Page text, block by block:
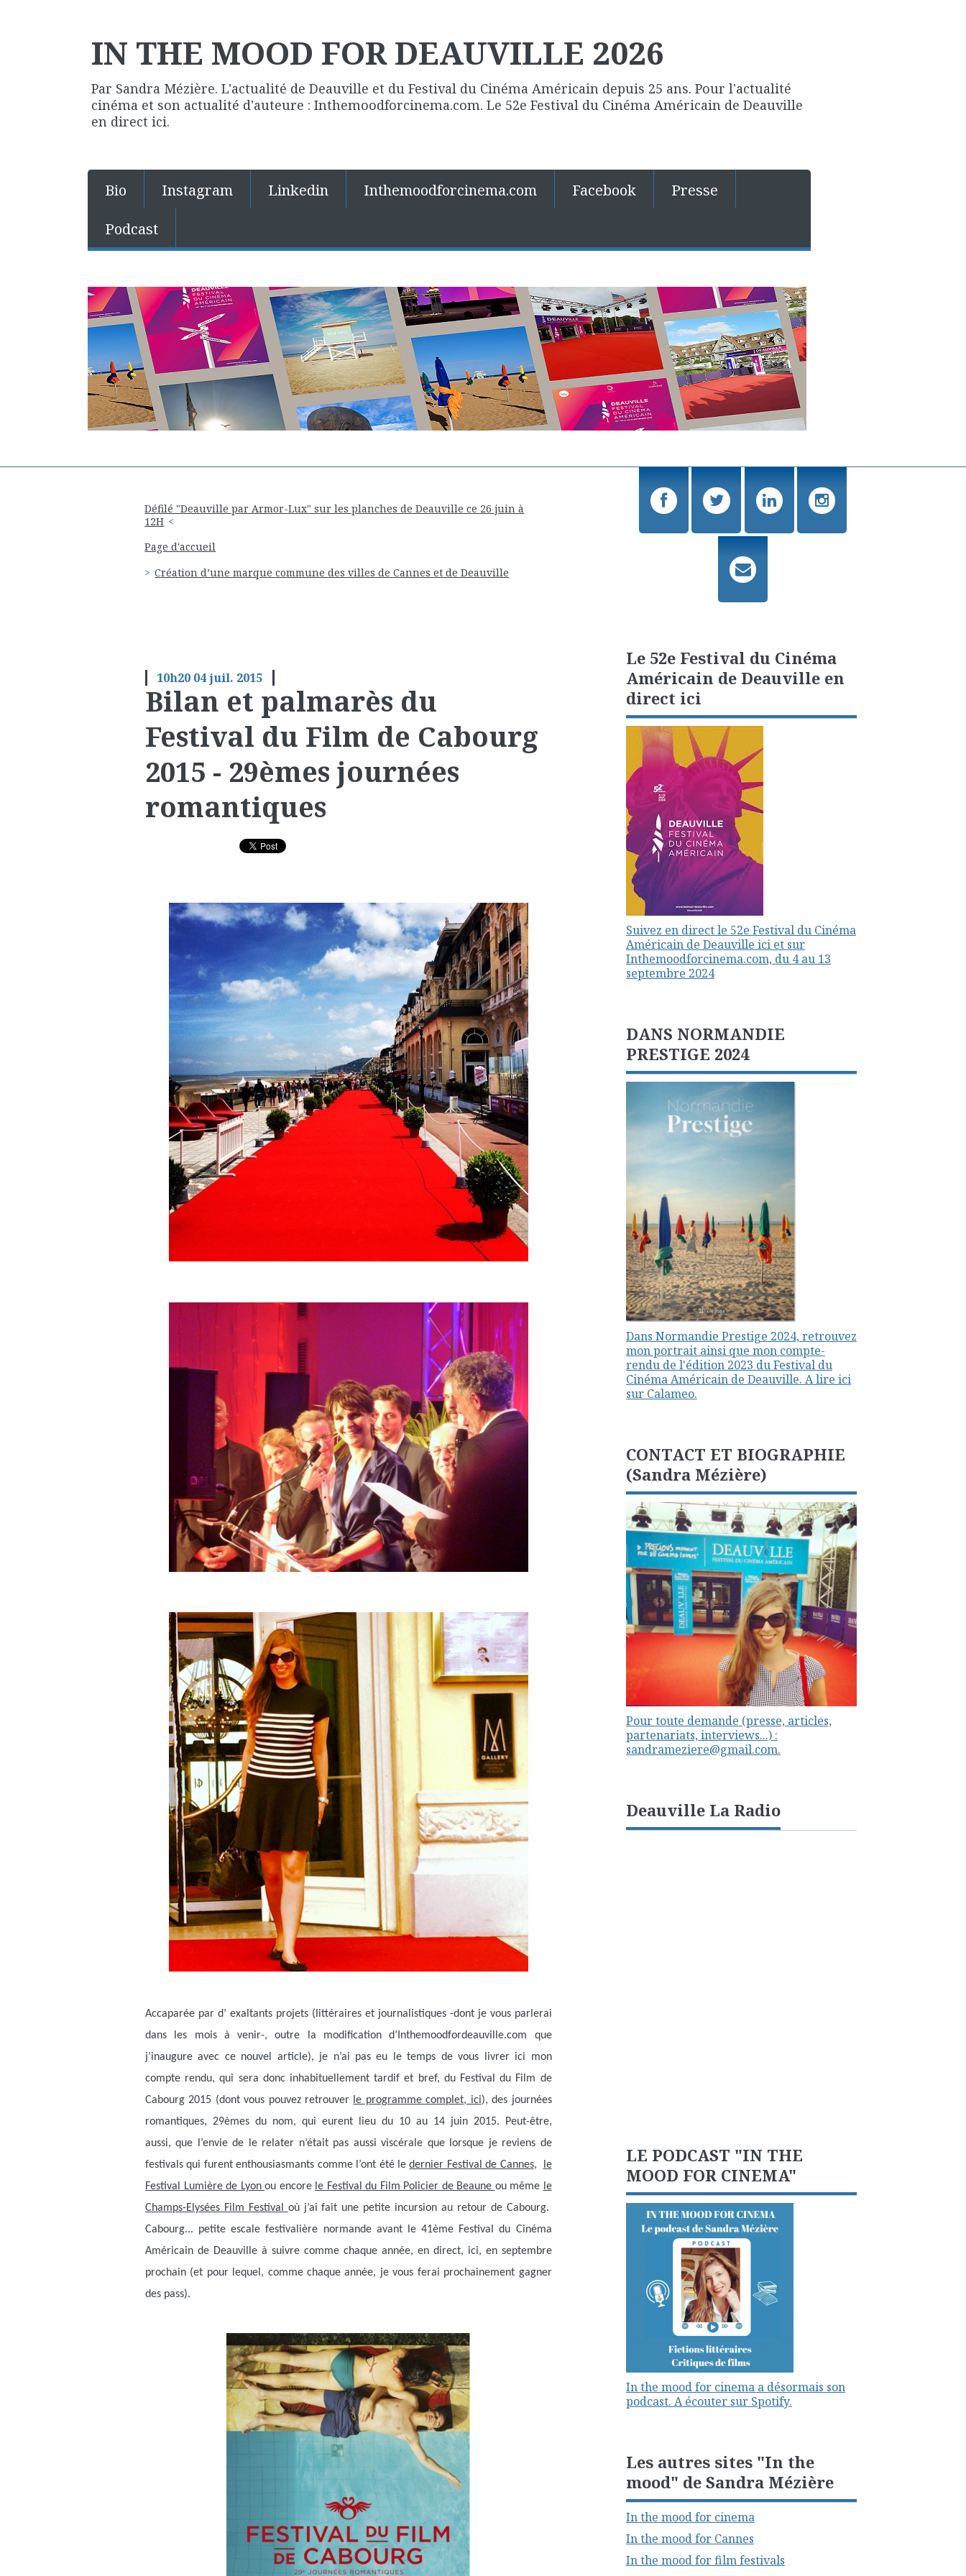
IN THE MOOD FOR DEAUVILLE 2026
Par Sandra Mézière. L'actualité de Deauville et du Festival du Cinéma Américain depuis 25 ans. Pour l'actualité
cinéma et son actualité d'auteure : Inthemoodforcinema.com. Le 52e Festival du Cinéma Américain de Deauville
en direct ici.
Bio Instagram Linkedin Inthemoodforcinema.com Facebook
Presse
Podcast
Défilé "Deauville par Armor-Lux" sur les planches de Deauville ce 26 juin à
12H
Page d'accueil
Création d’une marque commune des villes de Cannes et de Deauville
10h20 04juil. 2015
Bilan et palmarès du
Festival du Film de Cabourg
2015 - 29èmes journées
romantiques
Accaparée par d’ exaltants projets (littéraires et journalistiques -dont je vous parlerai
dans les mois à venir-, outre la modification d’Inthemoodfordeauville.com que
j’inaugure avec ce nouvel article), je n’ai pas eu le temps de vous livrer ici mon
compte rendu, qui sera donc inhabituellement tardif et bref, du Festival du Film de
Cabourg 2015 (dont vous pouvez retrouver le programme complet, ici), des journées
romantiques, 29èmes du nom, qui eurent lieu du 10 au 14 juin 2015. Peut-être,
aussi, que l’envie de le relater n’était pas aussi viscérale que lorsque je reviens de
festivals qui furent enthousiasmants comme l’ont été ledernier Festival de Cannes,
le
Festival Lumière de Lyonou encore le Festival du Film Policier de Beaune ou même le
Champs-Elysées Film Festival où j’ai fait une petite incursion au retour de Cabourg.
Cabourg... petite escale festivalière normande avant le 41ème Festival du Cinéma
Américain de Deauville à suivre comme chaque année, en direct, ici, en septembre
prochain (et pour lequel, comme chaque année, je vous ferai prochainement gagner
des pass).
Le 52e Festival du Cinéma
Américain de Deauville en
direct ici
Suivez en direct le 52e Festival du Cinéma
Américain de Deauville ici et sur
Inthemoodforcinema.com, du 4 au 13
septembre 2024
DANS NORMANDIE
PRESTIGE 2024
Dans Normandie Prestige 2024, retrouvez
mon portrait ainsi que mon compte-
rendu de l'édition 2023 du Festival du
Cinéma Américain de Deauville. A lire ici
sur Calameo.
CONTACT ET BIOGRAPHIE
(Sandra Mézière)
Pour toute demande (presse, articles,
partenariats, interviews...) :
sandrameziere@gmail.com.
Deauville La Radio
LE PODCAST "IN THE
MOOD FOR CINEMA"
In the mood for cinema a désormais son
podcast. A écouter sur Spotify.
Les autres sites "In the
mood" de Sandra Mézière
In the mood for cinema
In the mood for Cannes
In the mood for film festivals